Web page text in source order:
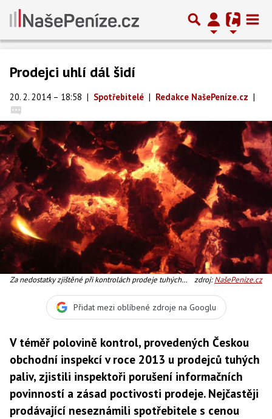
Prodejci uhlí dál šidí
20. 2. 2014 – 18:58 | Spotřebitelé | Redakce NašePeníze.cz |
Za nedostatky zjištěné při kontrolách prodeje tuhých
subjektům pravomocně uloženo 39 pokut v celkové výši
107 500 Kč. Foto:SXC
zdroj:NašePeníze.cz
Přidat mezi oblíbené zdroje na Googlu
V téměř polovině kontrol, provedených Českou
obchodní inspekcí v roce 2013 u prodejců tuhých
paliv, zjistili inspektoři porušení informačních
povinností a zásad poctivosti prodeje. Nejčastěji
prodávající neseznámili spotřebitele s cenou